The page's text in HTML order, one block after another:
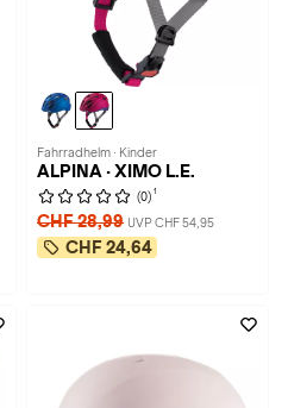
Fahrradhelm · Kinder
ALPINA · XIMO L.E.
(0) 1
CHF 28,99 UVP CHF 54,95
CHF 24,64